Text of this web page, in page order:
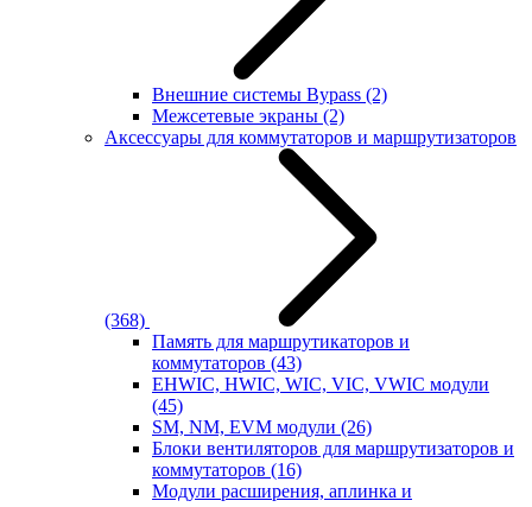
Внешние системы Bypass (2)
Межсетевые экраны (2)
Аксессуары для коммутаторов и маршрутизаторов
(368)
Память для маршрутикаторов и
коммутаторов (43)
EHWIC, HWIC, WIC, VIC, VWIC модули
(45)
SM, NM, EVM модули (26)
Блоки вентиляторов для маршрутизаторов и
коммутаторов (16)
Модули расширения, аплинка и